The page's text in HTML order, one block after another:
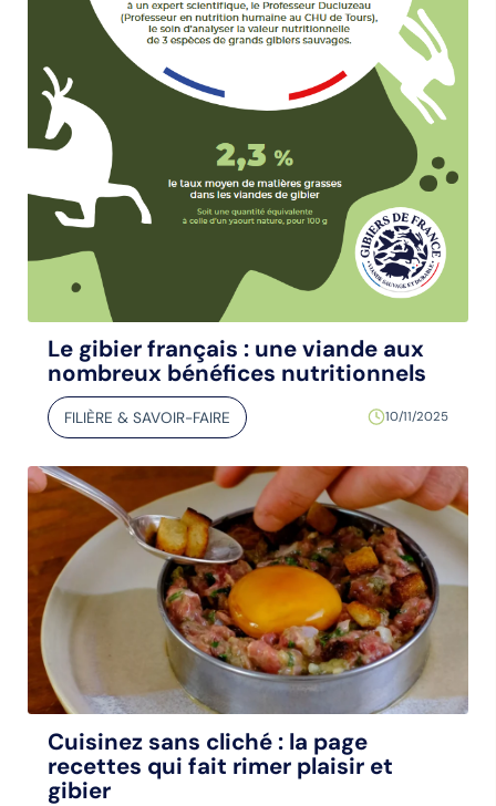
Le gibier français : une viande aux
nombreux bénéfices nutritionnels
FILIÈRE & SAVOIR-FAIRE 10/11/2025
Cuisinez sans cliché : la page
recettes qui fait rimer plaisir et
gibier